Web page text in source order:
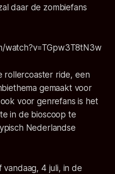
daar de zombiefans
watch?v=TGpw3T8tN3w
rollercoaster ride, een
gemaakt voor
voor genrefans is het
in de bioscoop te
Nederlandse
vandaag, 4 juli, in de